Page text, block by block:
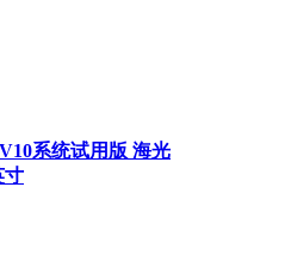
系统试用版 海光
寸